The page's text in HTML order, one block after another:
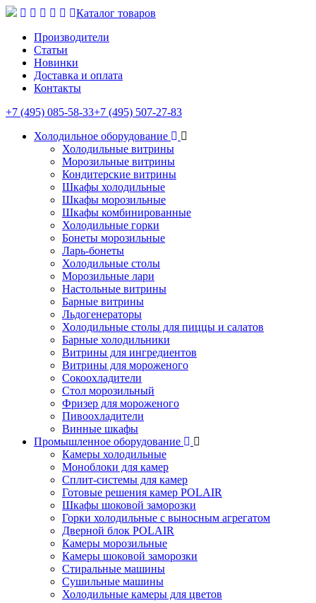
Каталог товаров
Производители
Статьи
Новинки
Доставка и оплата
Контакты
+7 (495) 085-58-33+7 (495) 507-27-83
Холодильное оборудование
Холодильные витрины
Морозильные витрины
Кондитерские витрины
Шкафы холодильные
Шкафы морозильные
Шкафы комбинированные
Холодильные горки
Бонеты морозильные
Ларь-бонеты
Холодильные столы
Морозильные лари
Настольные витрины
Барные витрины
Льдогенераторы
Холодильные столы для пиццы и салатов
Барные холодильники
Витрины для ингредиентов
Витрины для мороженого
Сокоохладители
Стол морозильный
Фризер для мороженого
Пивоохладители
Винные шкафы
Промышленное оборудование
Камеры холодильные
Моноблоки для камер
Сплит-системы для камер
Готовые решения камер POLAIR
Шкафы шоковой заморозки
Горки холодильные с выносным агрегатом
Дверной блок POLAIR
Камеры морозильные
Камеры шоковой заморозки
Стиральные машины
Сушильные машины
Холодильные камеры для цветов